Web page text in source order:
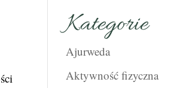
Kategorie
Ajurweda
Aktywność fizyczna